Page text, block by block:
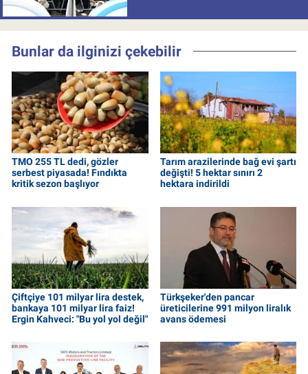
Bunlar da ilginizi çekebilir
TMO 255 TL dedi, gözler
serbest piyasada! Fındıkta
kritik sezon başlıyor
Tarım arazilerinde bağ evi şartı
değişti! 5 hektar sınırı 2
hektara indirildi
Çiftçiye 101 milyar lira destek,
bankaya 101 milyar lira faiz!
Ergin Kahveci: "Bu yol yol değil"
Türkşeker'den pancar
üreticilerine 991 milyon liralık
avans ödemesi